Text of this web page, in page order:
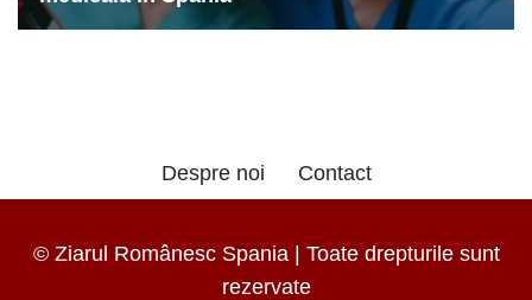
Despre noi Contact
© Ziarul Românesc Spania | Toate drepturile sunt
rezervate